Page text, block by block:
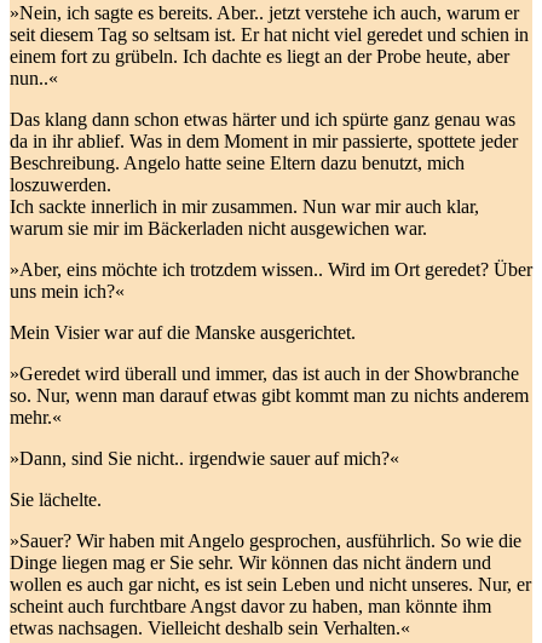
»Nein, ich sagte es bereits. Aber.. jetzt verstehe ich auch, warum er
seit diesem Tag so seltsam ist. Er hat nicht viel geredet und schien in
einem fort zu grübeln. Ich dachte es liegt an der Probe heute, aber
nun..«
Das klang dann schon etwas härter und ich spürte ganz genau was
da in ihr ablief. Was in dem Moment in mir passierte, spottete jeder
Beschreibung. Angelo hatte seine Eltern dazu benutzt, mich
loszuwerden.
Ich sackte innerlich in mir zusammen. Nun war mir auch klar,
warum sie mir im Bäckerladen nicht ausgewichen war.
»Aber, eins möchte ich trotzdem wissen.. Wird im Ort geredet? Über
uns mein ich?«
Mein Visier war auf die Manske ausgerichtet.
»Geredet wird überall und immer, das ist auch in der Showbranche
so. Nur, wenn man darauf etwas gibt kommt man zu nichts anderem
mehr.«
»Dann, sind Sie nicht.. irgendwie sauer auf mich?«
Sie lächelte.
»Sauer? Wir haben mit Angelo gesprochen, ausführlich. So wie die
Dinge liegen mag er Sie sehr. Wir können das nicht ändern und
wollen es auch gar nicht, es ist sein Leben und nicht unseres. Nur, er
scheint auch furchtbare Angst davor zu haben, man könnte ihm
etwas nachsagen. Vielleicht deshalb sein Verhalten.«